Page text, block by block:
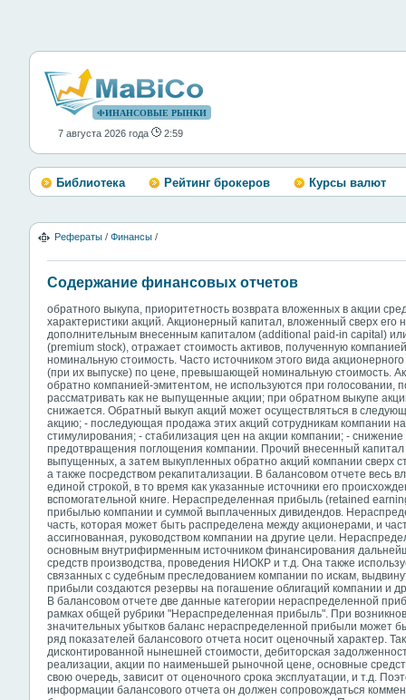
ФИНАНСОВЫЕ РЫНКИ
7 августа 2026 года 2:59
Библиотека Рейтинг брокеров Курсы валют
Рефераты / Финансы /
Содержание финансовых отчетов
обратного выкупа, приоритетность возврата вложенных в акции
характеристики акций. Акционерный капитал, вложенный сверх
дополнительным внесенным капиталом (additional paid-in capital)
(premium stock), отражает стоимость активов, полученную
номинальную стоимость. Часто источником этого вида
(при их выпуске) по цене, превышающей номинальную стоимость.
обратно компанией-эмитентом, не используются при голосовании,
рассматривать как не выпущенные акции; при обратном выкупе
снижается. Обратный выкуп акций может осуществляться в
акцию; - последующая продажа этих акций сотрудникам компании
стимулирования; - стабилизация цен на акции компании; -
предотвращения поглощения компании. Прочий внесенный
выпущенных, а затем выкупленных обратно акций компании сверх
а также посредством рекапитализации. В балансовом отчете весь
единой строкой, в то время как указанные источники его
вспомогательной книге. Нераспределенная прибыль (retained
прибылью компании и суммой выплаченных дивидендов.
часть, которая может быть распределена между акционерами, и
ассигнованная, руководством компании на другие цели.
основным внутрифирменным источником финансирования
средств производства, проведения НИОКР и т.д. Она также
связанных с судебным преследованием компании по искам,
прибыли создаются резервы на погашение облигаций компании и
В балансовом отчете две данные категории нераспределенной
рамках общей рубрики "Нераспределенная прибыль". При
значительных убытков баланс нераспределенной прибыли может
ряд показателей балансового отчета носит оценочный характер.
дисконтированной нынешней стоимости, дебиторская
реализации, акции по наименьшей рыночной цене, основные
свою очередь, зависит от оценочного срока эксплуатации, и т.д.
информации балансового отчета он должен сопровождаться